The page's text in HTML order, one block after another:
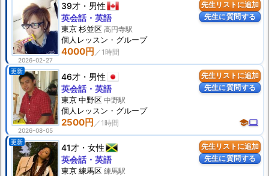
先生リストに追加
先生に質問する
2026-02-27
39才 男性
4000円
英会話・英語
東京 杉並区 高円寺駅
個人 レッスン ・グループ
先生リストに追加
先生に質問する
更新
2026-08-05
46才 男性
2500円 schoolcomputer
英会話・英語
東京 中野区 中野駅
個人 レッスン ・グループ
先生リストに追加
先生に質問する
更新
41才 女性
英会話・英語
東京 練馬区 練馬駅